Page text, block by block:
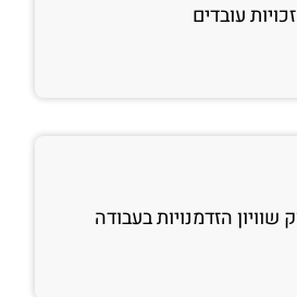
זכויות עובדים